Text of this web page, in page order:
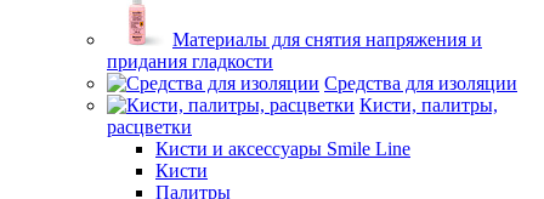
Материалы для снятия напряжения и
придания гладкости
Средства для изоляции
Кисти, палитры,
расцветки
Кисти и аксессуары Smile Line
Кисти
Палитры